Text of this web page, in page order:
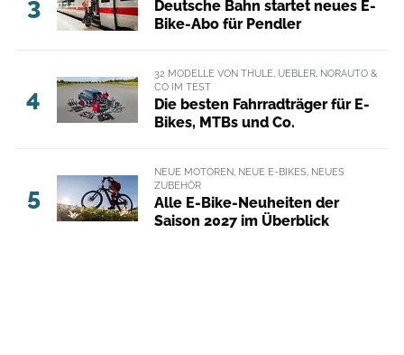
3
Deutsche Bahn startet neues E-
Bike-Abo für Pendler
4
32 MODELLE VON THULE, UEBLER, NORAUTO &
CO IM TEST
Die besten Fahrradträger für E-
Bikes, MTBs und Co.
5
NEUE MOTOREN, NEUE E-BIKES, NEUES
ZUBEHÖR
Alle E-Bike-Neuheiten der
Saison 2027 im Überblick